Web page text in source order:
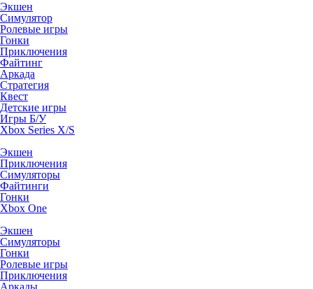
Экшен
Симулятор
Ролевые игры
Гонки
Приключения
Файтинг
Аркада
Стратегия
Квест
Детские игры
Игры Б/У
Xbox Series X/S
Экшен
Приключения
Симуляторы
Файтинги
Гонки
Xbox One
Экшен
Симуляторы
Гонки
Ролевые игры
Приключения
Аркады